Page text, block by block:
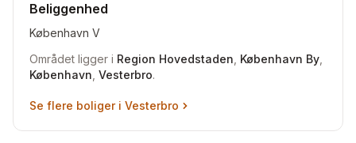
Beliggenhed
København V
Området ligger i Region Hovedstaden København By
København Vesterbro.
Se flere boliger i Vesterbro